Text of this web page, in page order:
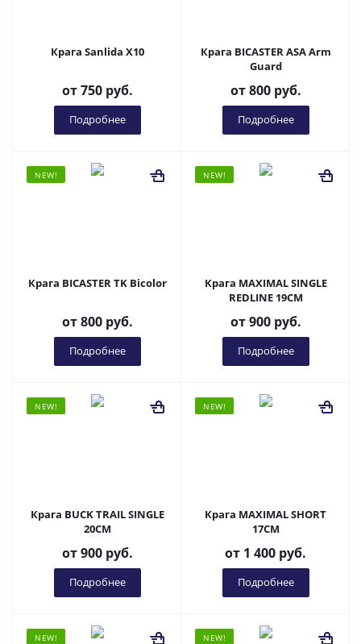
Крага Sanlida X10
от750 руб.
Подробнее
Крага BICASTER ASA Arm
Guard
от800 руб.
Подробнее
NEW!
Крага BICASTER TK Bicolor
от800 руб.
Подробнее
NEW!
Крага MAXIMAL SINGLE
REDLINE 19CM
от900 руб.
Подробнее
NEW!
Крага BUCK TRAIL SINGLE
20CM
от900 руб.
Подробнее
NEW!
Крага MAXIMAL SHORT
17CM
от 1 400 руб.
Подробнее
NEW! NEW!